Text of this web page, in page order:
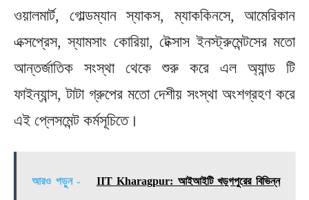
ওয়ালমার্ট, গোল্ডম্যান স্যাকস, ম্যাককিনসে, আমেরিকান
এক্সপ্রেস, স্যামসাং কোরিয়া, টেক্সাস ইনস্ট্রুমেন্টসের মতো
আন্তর্জাতিক সংস্থা থেকে শুরু করে এল অ্যান্ড টি
ফাইন্যান্স, টাটা গ্রুপের মতো দেশীয় সংস্থা অংশগ্রহণ করে
এই প্লেসমেন্ট কর্মসূচিতে।
আরও পড়ুন - IIT Kharagpur: আইআইটি খড়্গপুরের বিভিন্ন